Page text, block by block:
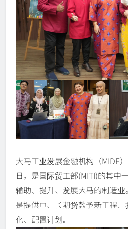
大马工业发展金融机构（MIDF
日，是国际贸工部(MITI)的其中
辅助、提升、发展大马的制造
是提供中、长期贷款予新工程
化、配置计划。